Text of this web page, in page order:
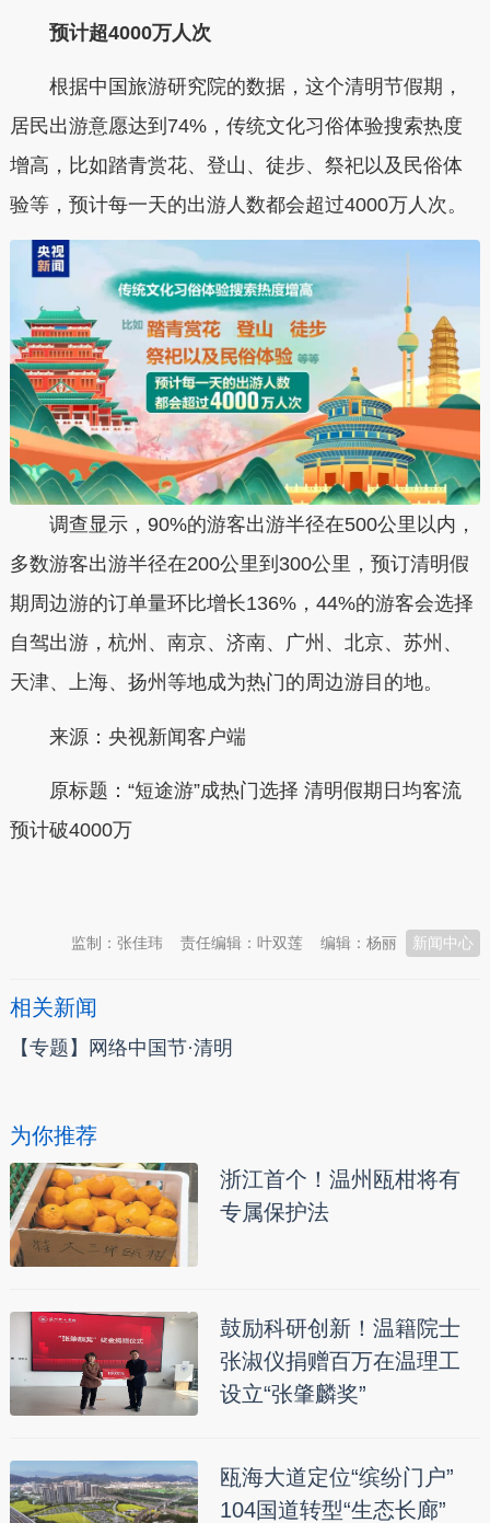
预计超4000万人次
根据中国旅游研究院的数据，这个清明节假期，
居民出游意愿达到74%，传统文化习俗体验搜索热度
增高，比如踏青赏花、登山、徒步、祭祀以及民俗体
验等，预计每一天的出游人数都会超过4000万人次。
调查显示，90%的游客出游半径在500公里以内，
多数游客出游半径在200公里到300公里，预订清明假
期周边游的订单量环比增长136%，44%的游客会选择
自驾出游，杭州、南京、济南、广州、北京、苏州、
天津、上海、扬州等地成为热门的周边游目的地。
来源：央视新闻客户端
原标题：“短途游”成热门选择 清明假期日均客流
预计破4000万
新闻中心
编辑：杨丽
责任编辑：叶双莲
监制：张佳玮
相关新闻
【专题】网络中国节·清明
为你推荐
浙江首个！温州瓯柑将有
专属保护法
鼓励科研创新！温籍院士
张淑仪捐赠百万在温理工
设立“张肇麟奖”
瓯海大道定位“缤纷门户”
104国道转型“生态长廊”